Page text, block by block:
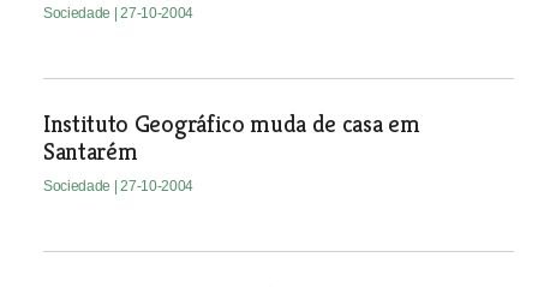
Sociedade | 27-10-2004
Instituto Geográfico muda de casa em
Santarém
Sociedade | 27-10-2004